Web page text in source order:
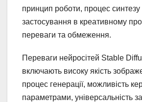
принцип роботи, процес
застосування в креативному
переваги та обмеження.
Переваги нейросітей Stable
включають високу якість
процес генерації, можливість
параметрами, універсальність